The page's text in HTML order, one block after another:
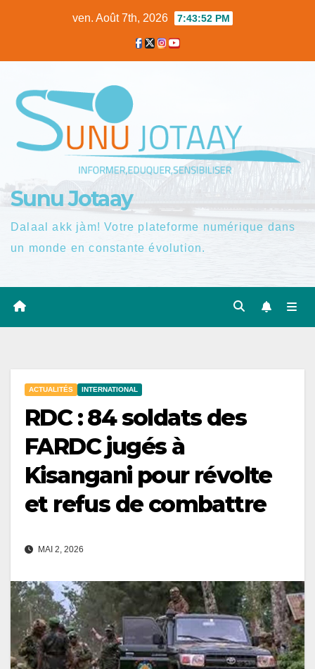
ven. Août 7th, 2026 7:43:53 PM
Sunu Jotaay
Dalaal akk jàm! Votre plateforme numérique dans
un monde en constante évolution.
ACTUALITÉS INTERNATIONAL
RDC : 84 soldats des
FARDC jugés à
Kisangani pour révolte
et refus de combattre
MAI 2, 2026